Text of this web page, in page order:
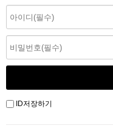
ID저장하기